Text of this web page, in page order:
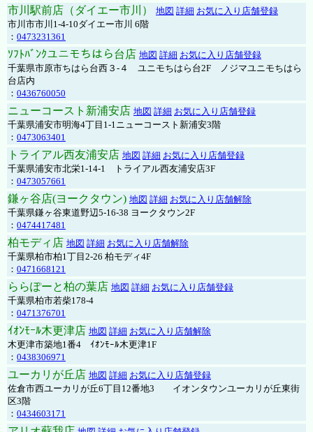
市川駅前店（ダイエー市川） 地図 詳細 お気に入り店舗登録
市川市市川1-4-10ダイエー市川 6階
： 0473231361
ｿﾌﾄﾊﾞﾝｸユニモちはら台店 地図 詳細 お気に入り店舗登録
千葉県市原市ちはら台西３-４ ユニモちはら台2F ノジマユニモちはら
台店内
： 0436760050
ニューコースト新浦安店 地図 詳細 お気に入り店舗登録
千葉県浦安市明海4丁目1-1ニューコースト新浦安3階
： 0473063401
トライアル西友浦安店 地図 詳細 お気に入り店舗登録
千葉県浦安市北栄1-14-1 トライアル西友浦安店3F
： 0473057661
鎌ヶ谷店(ヨークタウン) 地図 詳細 お気に入り店舗解除
千葉県鎌ヶ谷東道野辺5-16-38 ヨークタウン2F
： 0474417481
柏モディ店 地図 詳細 お気に入り店舗解除
千葉県柏市柏1丁目2-26 柏モディ4F
： 0471668121
ららぽーと柏の葉店 地図 詳細 お気に入り店舗登録
千葉県柏市若柴178-4
： 0471376701
ｲｵﾝﾓｰﾙ木更津店 地図 詳細 お気に入り店舗解除
木更津市築地1番4 ｲｵﾝﾓｰﾙ木更津1F
： 0438306971
ユーカリが丘店 地図 詳細 お気に入り店舗登録
佐倉市西ユーカリが丘6丁目12番地3 イオンタウンユーカリが丘東街
区3階
： 0434603171